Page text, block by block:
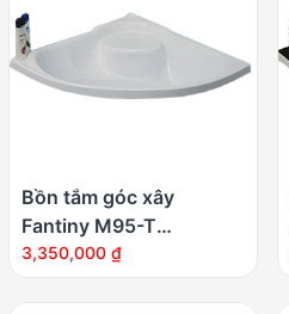
Bồn tắm góc xây
Fantiny M95-T
(Composite)
3,350,000 ₫